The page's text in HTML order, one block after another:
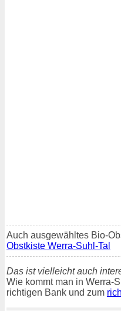
Auch ausgewähltes Bio-
Obstkiste Werra-Suhl-Tal
Das ist vielleicht auch
Wie kommt man in Werra-
richtigen Bank und zum